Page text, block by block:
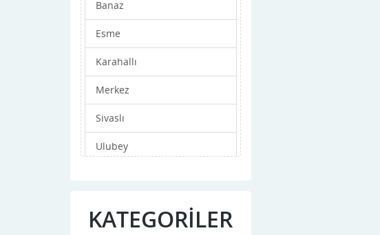
Banaz
Esme
Karahallı
Merkez
Sivaslı
Ulubey
KATEGORİLER